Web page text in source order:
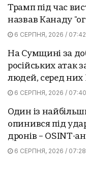
Трамп під час
назвав Канаду
6 СЕРПНЯ, 2026 / 07:42
На Сумщині за
російських атак
людей, серед них
6 СЕРПНЯ, 2026 / 07:40
Один із
опинився під
дронів – OSINT-
6 СЕРПНЯ, 2026 / 07:28